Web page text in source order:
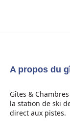
A propos du
Gîtes &
la station de ski
direct aux pistes.